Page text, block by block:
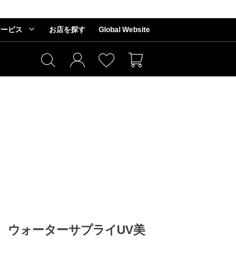
ビス お店を探す Global Website
ウォーターサプライUV美